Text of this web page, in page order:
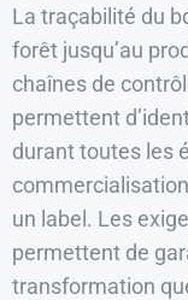
La traçabilité du
forêt jusqu’au
chaînes de
permettent
durant toutes les
un label. Les
permettent de
transformation